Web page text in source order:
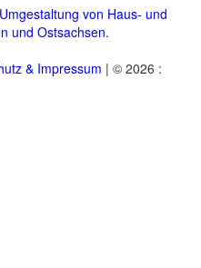
von Haus- und
und Ostsachsen.
& Impressum | © 2026 :